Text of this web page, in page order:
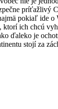
príťažlivý
pokiaľ ide o
ich chcú
ďaleko je
stojí za